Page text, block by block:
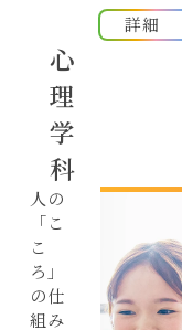
心
理
学
科
詳細
人の
「こ
こ
ろ」
の仕
組み